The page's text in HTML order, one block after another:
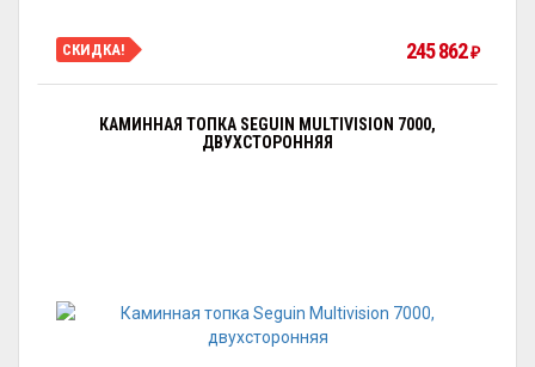
СКИДКА! 245 862 ₽
КАМИННАЯ ТОПКА SEGUIN MULTIVISION 7000,
ДВУХСТОРОННЯЯ